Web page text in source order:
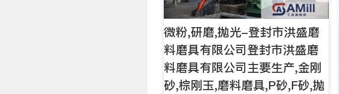
微粉,研磨,抛光-登封市洪盛磨
料磨具有限公司登封市洪盛磨
料磨具有限公司主要生产,金刚
砂,棕刚玉,磨料磨具,P砂,F砂,抛